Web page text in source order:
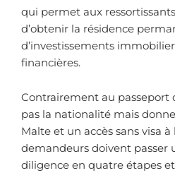
qui permet aux
d’obtenir la résidence
d’investissements
financières.
Contrairement au passeport
pas la nationalité mais
Malte et un accès sans visa à
demandeurs doivent passer
diligence en quatre étapes